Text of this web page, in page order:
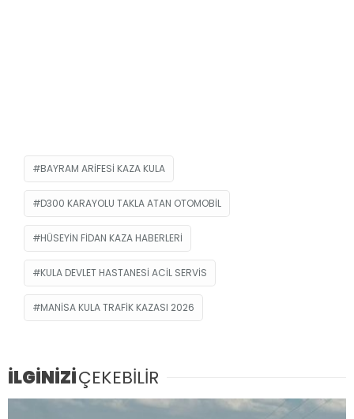
BAYRAM ARIFESI KAZA KULA
D300 KARAYOLU TAKLA ATAN OTOMOBIL
HÜSEYIN FIDAN KAZA HABERLERI
KULA DEVLET HASTANESI ACIL SERVIS
MANISA KULA TRAFIK KAZASI 2026
İLGİNİZİÇEKEBİLİR